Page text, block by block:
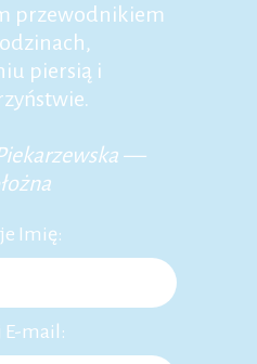
przewodnikiem
piersią i
—
Imię:
E-mail: